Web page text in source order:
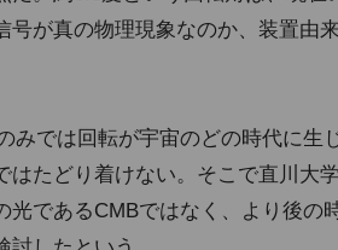
が真の物理現象なのか、装置由
みでは回転が宇宙のどの時代に生
たどり着けない。そこで直川大
であるCMBではなく、より後の